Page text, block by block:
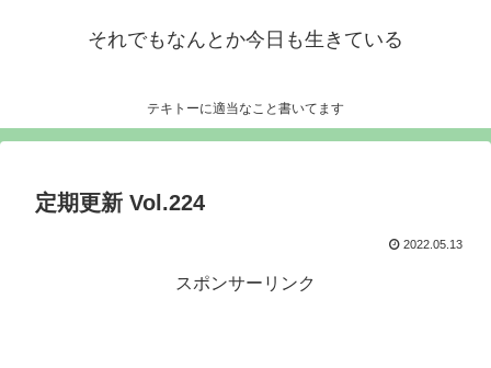
それでもなんとか今日も生きている
テキトーに適当なこと書いてます
定期更新 Vol.224
2022.05.13
スポンサーリンク